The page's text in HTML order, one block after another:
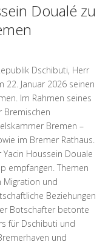
Doualé zu
Dschibuti, Herr
22. Januar 2026 seinen
Im Rahmen seines
Bremischen
Bremen –
im Bremer Rathaus.
Houssein Douale
empfangen. Themen
Migration und
Beziehungen
Botschafter betonte
für Dschibuti und
und